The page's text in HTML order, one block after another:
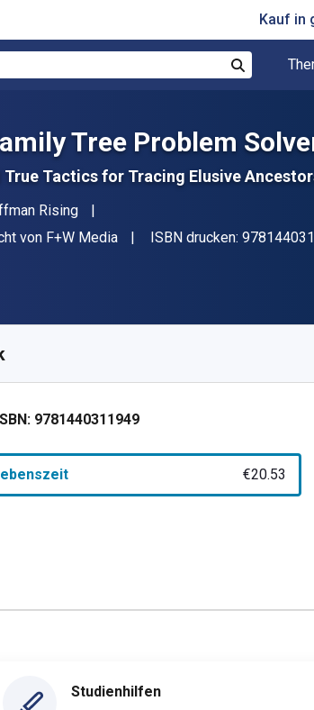
Kauf in
Tree Problem
True Tactics for Tracing Elusive
Rising
von F+W Media ISBN drucken:
9781440311949
€20.53
Studienhilfen